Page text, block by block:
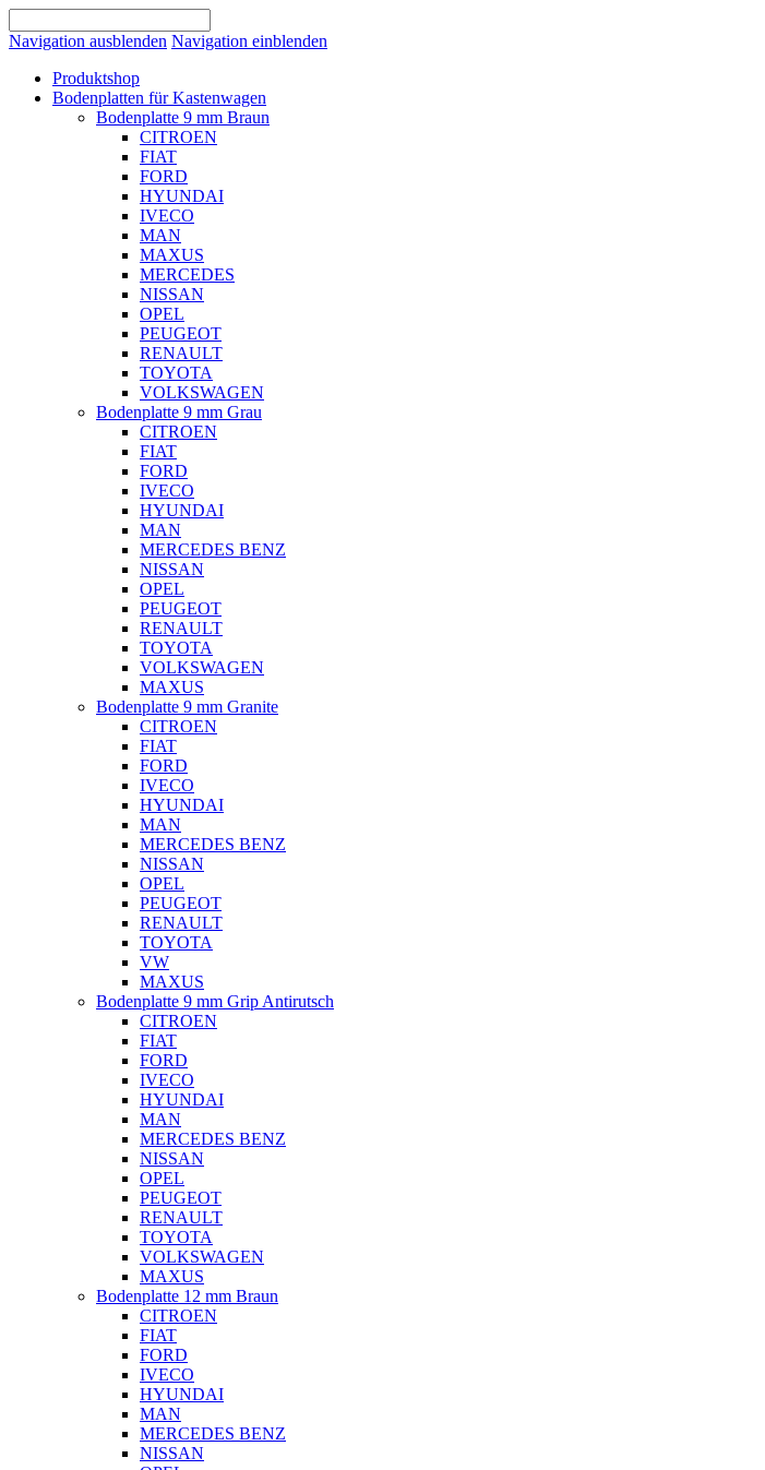
Navigation ausblenden Navigation einblenden
Produktshop
Bodenplatten für Kastenwagen
Bodenplatte 9 mm Braun
CITROEN
FIAT
FORD
HYUNDAI
IVECO
MAN
MAXUS
MERCEDES
NISSAN
OPEL
PEUGEOT
RENAULT
TOYOTA
VOLKSWAGEN
Bodenplatte 9 mm Grau
CITROEN
FIAT
FORD
IVECO
HYUNDAI
MAN
MERCEDES BENZ
NISSAN
OPEL
PEUGEOT
RENAULT
TOYOTA
VOLKSWAGEN
MAXUS
Bodenplatte 9 mm Granite
CITROEN
FIAT
FORD
IVECO
HYUNDAI
MAN
MERCEDES BENZ
NISSAN
OPEL
PEUGEOT
RENAULT
TOYOTA
VW
MAXUS
Bodenplatte 9 mm Grip Antirutsch
CITROEN
FIAT
FORD
IVECO
HYUNDAI
MAN
MERCEDES BENZ
NISSAN
OPEL
PEUGEOT
RENAULT
TOYOTA
VOLKSWAGEN
MAXUS
Bodenplatte 12 mm Braun
CITROEN
FIAT
FORD
IVECO
HYUNDAI
MAN
MERCEDES BENZ
NISSAN